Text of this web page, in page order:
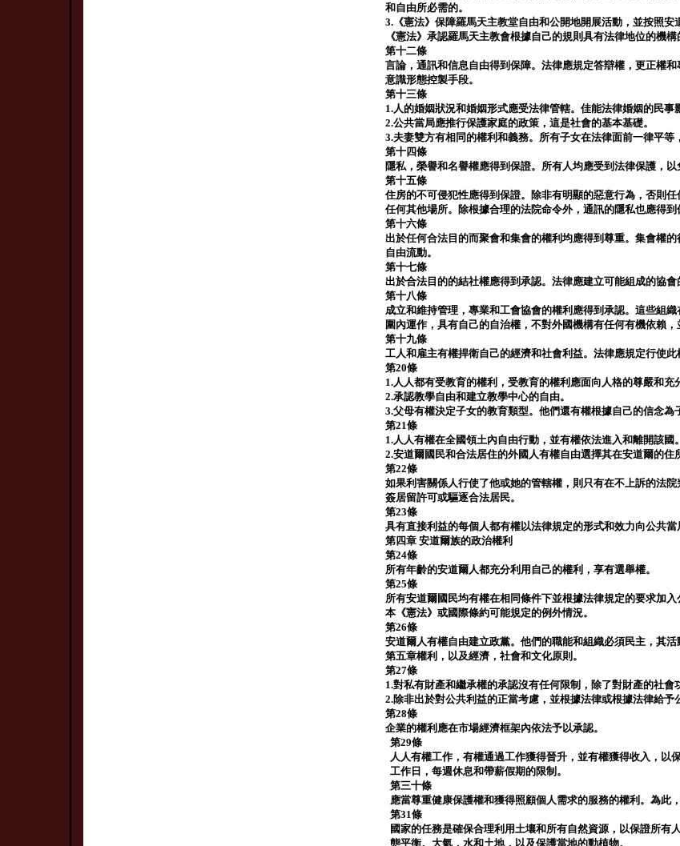
和自由所必需的。
3.《憲法》保障羅馬天主教堂自由和公開地開展活動，並按照安
《憲法》承認羅馬天主教會根據自己的規則具有法律地位的機構
第十二條
言論，通訊和信息自由得到保障。法律應規定答辯權，更正權
意識形態控製手段。
第十三條
1.人的婚姻狀況和婚姻形式應受法律管轄。佳能法律婚姻的民事
2.公共當局應推行保護家庭的政策，這是社會的基本基礎。
3.夫妻雙方有相同的權利和義務。所有子女在法律面前一律平等
第十四條
隱私，榮譽和名譽權應得到保證。所有人均應受到法律保護，以
第十五條
住房的不可侵犯性應得到保證。除非有明顯的惡意行為，否則
任何其他場所。除根據合理的法院命令外，通訊的隱私也應得到
第十六條
出於任何合法目的而聚會和集會的權利均應得到尊重。集會權
自由流動。
第十七條
出於合法目的的結社權應得到承認。法律應建立可能組成的協會
第十八條
成立和維持管理，專業和工會協會的權利應得到承認。這些組
圍內運作，具有自己的自治權，不對外國機構有任何有機依賴，
第十九條
工人和雇主有權捍衛自己的經濟和社會利益。法律應規定行使
第20條
1.人人都有受教育的權利，受教育的權利應面向人格的尊嚴和充
2.承認教學自由和建立教學中心的自由。
3.父母有權決定子女的教育類型。他們還有權根據自己的信念為
第21條
1.人人有權在全國領土內自由行動，並有權依法進入和離開該國。
2.安道爾國民和合法居住的外國人有權自由選擇其在安道爾的住
第22條
如果利害關係人行使了他或她的管轄權，則只有在不上訴的法
簽居留許可或驅逐合法居民。
第23條
具有直接利益的每個人都有權以法律規定的形式和效力向公共當
第四章 安道爾族的政治權利
第24條
所有年齡的安道爾人都充分利用自己的權利，享有選舉權。
第25條
所有安道爾國民均有權在相同條件下並根據法律規定的要求加
本《憲法》或國際條約可能規定的例外情況。
第26條
安道爾人有權自由建立政黨。他們的職能和組織必須民主，其
第五章權利，以及經濟，社會和文化原則。
第27條
1.對私有財產和繼承權的承認沒有任何限制，除了對財產的社會
2.除非出於對公共利益的正當考慮，並根據法律或根據法律給予
第28條
企業的權利應在市場經濟框架內依法予以承認。
第29條
人人有權工作，有權通過工作獲得晉升，並有權獲得收入，
工作日，每週休息和帶薪假期的限制。
第三十條
應當尊重健康保護權和獲得照顧個人需求的服務的權利。為此
第31條
國家的任務是確保合理利用土壤和所有自然資源，以保證所有
態平衡。大氣，水和土地，以及保護當地的動植物。